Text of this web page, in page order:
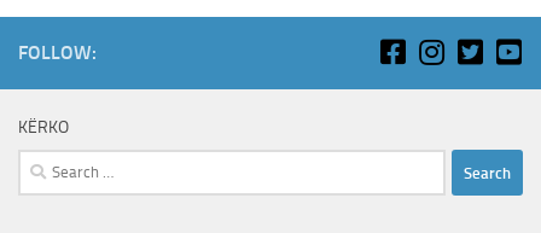
FOLLOW:
KËRKO
Search
for: